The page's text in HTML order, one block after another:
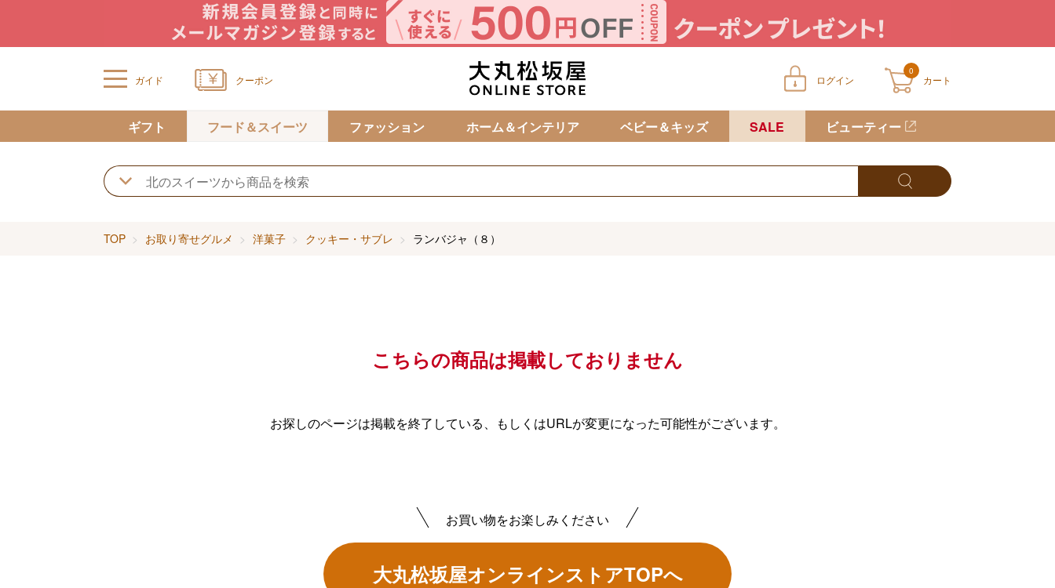
ガイド クーポン ログイン
0
カート
カートに商品が入っていません
ギフト フード＆スイーツ ファッション ホーム＆インテリア ベビー＆キッズ SALE ビューティー
TOP お取り寄せグルメ 洋菓子 クッキー・サブレ ランバジャ（８）
こちらの商品は掲載しておりません
お探しのページは掲載を終了している、もしくはURLが変更になった可能性がございます。
お買い物をお楽しみください
大丸松坂屋オンラインストアTOPへ